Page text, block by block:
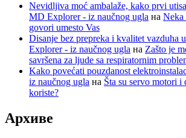
Nevidljiva moć ambalaže, kako prvi
MD Explorer - iz naučnog ugla на Neka
govori umesto Vas
Disanje bez prepreka i kvalitet vazduha
Explorer - iz naučnog ugla на Zašto je
savršena za ljude sa respiratornim
Kako povećati pouzdanost
iz naučnog ugla на Šta su servo motori i
koriste?
Архиве